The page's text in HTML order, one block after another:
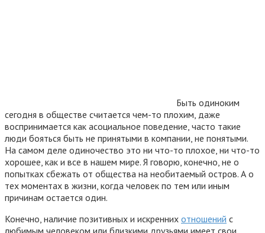
Быть одиноким
сегодня в обществе считается чем-то плохим, даже
воспринимается как асоциальное поведение, часто такие
люди бояться быть не принятыми в компании, не понятыми.
На самом деле одиночество это ни что-то плохое, ни что-то
хорошее, как и все в нашем мире. Я говорю, конечно, не о
попытках сбежать от общества на необитаемый остров. А о
тех моментах в жизни, когда человек по тем или иным
причинам остается один.
Конечно, наличие позитивных и искренних отношений с
любимым человеком или близкими друзьями имеет свои